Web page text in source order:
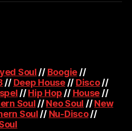
Soul // Boogie //
// Deep House// Disco//
//Hip Hop // House //
Soul //Neo Soul //New
Soul // Nu-Disco//